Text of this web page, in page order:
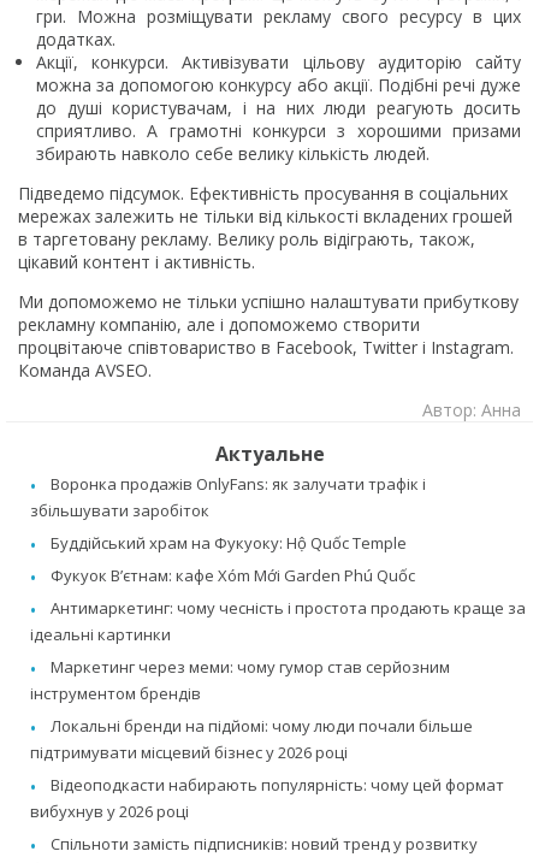
гри. Можна розміщувати рекламу свого ресурсу в цих
додатках.
Акції, конкурси. Активізувати цільову аудиторію сайту
можна за допомогою конкурсу або акції. Подібні речі дуже
до душі користувачам, і на них люди реагують досить
сприятливо. А грамотні конкурси з хорошими призами
збирають навколо себе велику кількість людей.
Підведемо підсумок. Ефективність просування в соціальних
мережах залежить не тільки від кількості вкладених грошей
в таргетовану рекламу. Велику роль відіграють, також,
цікавий контент і активність.
Ми допоможемо не тільки успішно налаштувати прибуткову
рекламну компанію, але і допоможемо створити
процвітаюче співтовариство в Facebook, Twitter і Instagram.
Команда AVSEO.
Автор: Анна
Актуальне
Воронка продажів OnlyFans: як залучати трафік і
збільшувати заробіток
Буддійський храм на Фукуоку: Hộ Quốc Temple
Фукуок В’єтнам: кафе Xóm Mới Garden Phú Quốc
Антимаркетинг: чому чесність і простота продають краще за
ідеальні картинки
Маркетинг через меми: чому гумор став серйозним
інструментом брендів
Локальні бренди на підйомі: чому люди почали більше
підтримувати місцевий бізнес у 2026 році
Відеоподкасти набирають популярність: чому цей формат
вибухнув у 2026 році
Спільноти замість підписників: новий тренд у розвитку